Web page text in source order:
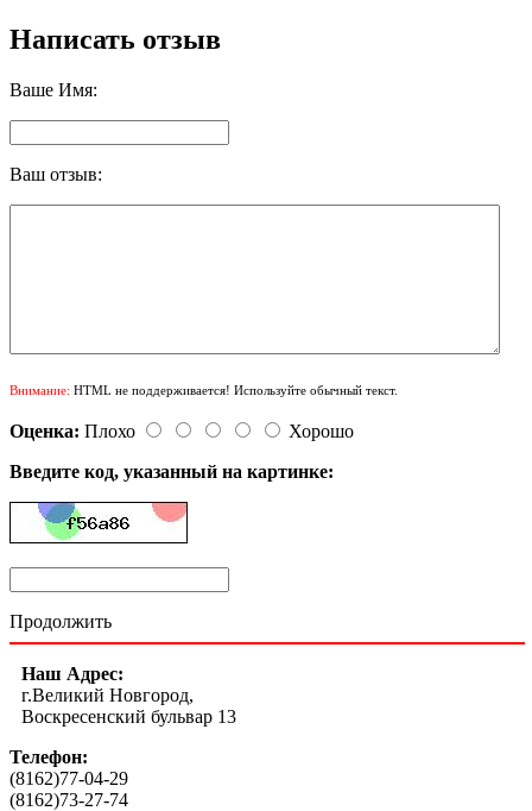
Написать отзыв
Ваше Имя:
Ваш отзыв:
Внимание: HTML не поддерживается! Используйте обычный текст.
Оценка: Плохо
Хорошо
Введите код, указанный на картинке:
Продолжить
Наш Адрес:
г.Великий Новгород,
Воскресенский бульвар 13
Телефон:
(8162)77-04-29
(8162)73-27-74